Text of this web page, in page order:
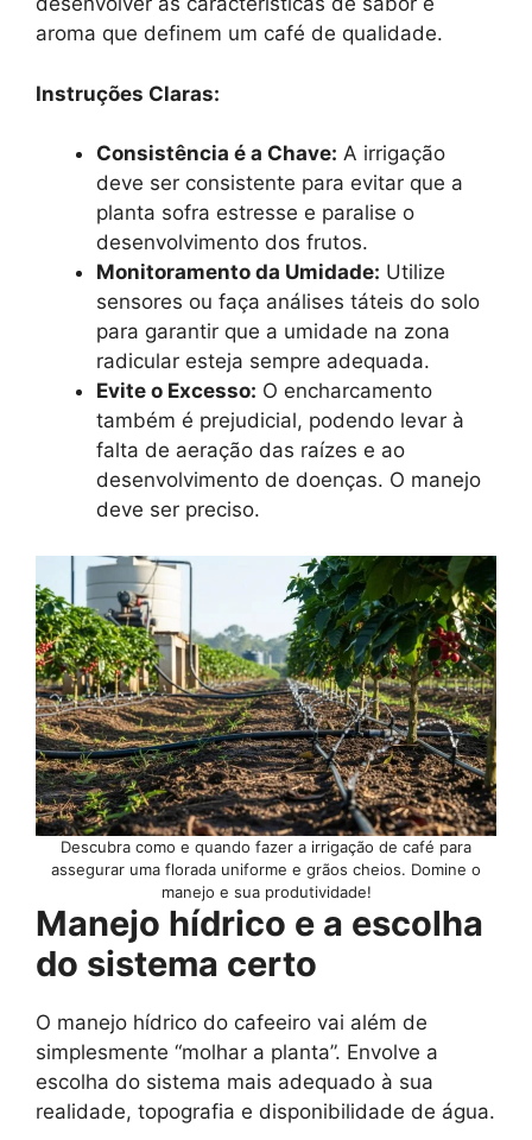
aroma que definem um café de qualidade.
Instruções Claras:
Consistência é a Chave: A irrigação
deve ser consistente para evitar que a
planta sofra estresse e paralise o
desenvolvimento dos frutos.
Monitoramento da Umidade: Utilize
sensores ou faça análises táteis do solo
para garantir que a umidade na zona
radicular esteja sempre adequada.
Evite o Excesso: O encharcamento
também é prejudicial, podendo levar à
falta de aeração das raízes e ao
desenvolvimento de doenças. O manejo
deve ser preciso.
Descubra como e quando fazer a irrigação de café para
assegurar uma florada uniforme e grãos cheios. Domine o
manejo e sua produtividade!
Manejo hídrico e a escolha
do sistema certo
O manejo hídrico do cafeeiro vai além de
simplesmente “molhar a planta”. Envolve a
escolha do sistema mais adequado à sua
realidade, topografia e disponibilidade de água.